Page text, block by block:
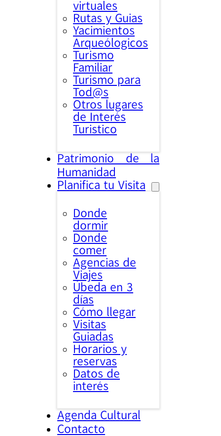
virtuales
Rutas y Guias
Yacimientos
Arqueólogicos
Turismo
Familiar
Turismo para
Tod@s
Otros lugares
de Interés
Turistico
Patrimonio de la
Humanidad
Planifica tu Visita
Donde
dormir
Donde
comer
Agencias de
Viajes
Úbeda en 3
días
Cómo llegar
Visitas
Guiadas
Horarios y
reservas
Datos de
interés
Agenda Cultural
Contacto